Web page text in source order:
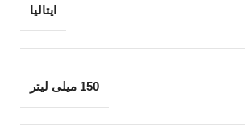
ایتالیا
150 میلی لیتر